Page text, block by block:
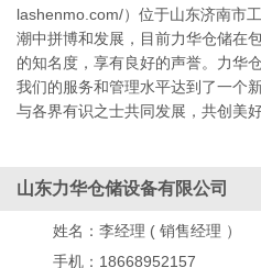
lashenmo.com/）位于山东济南市
潮中拼博和发展，目前力华仓储在
的知名度，享有良好的声誉。力华
我们的服务和管理水平达到了一个
与各界有识之士共同发展，共创美好
山东力华仓储设备有限公司
姓名： 李经理 ( 销售经理 ）
手机： 18668952157